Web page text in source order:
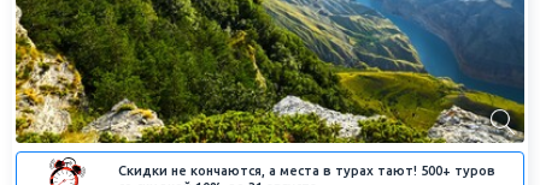
Скидки не кончаются, а места в турах тают! 500+ туров